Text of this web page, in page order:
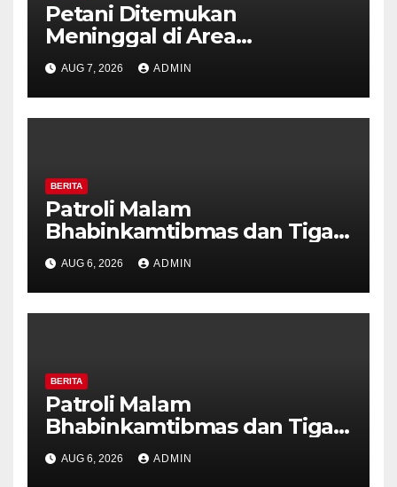
Petani Ditemukan
Meninggal di Area
Persawahan Kalibeji, Polisi
Pastikan Tidak Ada Tanda
Kekerasan
AUG 7, 2026 ADMIN
BERITA
Patroli Malam
Bhabinkamtibmas dan Tiga
Pilar Kelurahan Ungaran
Perkuat Kamtibmas, Warga
Diajak Aktifkan Ronda
AUG 6, 2026 ADMIN
BERITA
Patroli Malam
Bhabinkamtibmas dan Tiga
Pilar Kelurahan Ungaran
Perkuat Kamtibmas, Warga
AUG 6, 2026 ADMIN